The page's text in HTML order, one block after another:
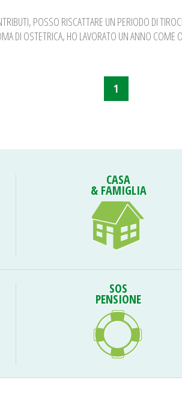
POSSO RISCATTARE UN PERIODO DI
DI OSTETRICA, HO LAVORATO UN ANNO COME
1
CASA
& FAMIGLIA
SOS
PENSIONE